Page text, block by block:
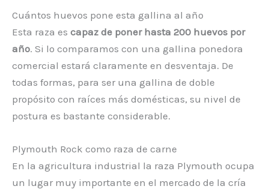
Cuántos huevos pone esta gallina al año
Esta raza es capaz de poner hasta 200 huevos por
año. Si lo comparamos con una gallina ponedora
comercial estará claramente en desventaja. De
todas formas, para ser una gallina de doble
propósito con raíces más domésticas, su nivel de
postura es bastante considerable.
Plymouth Rock como raza de carne
En la agricultura industrial la raza Plymouth ocupa
un lugar muy importante en el mercado de la cría